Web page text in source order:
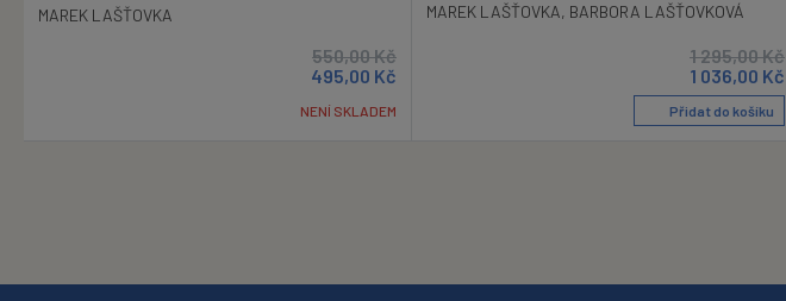
MAREK LAŠŤOVKA
550,00Kč
495,00 Kč
NENÍ SKLADEM
MAREK LAŠŤOVKA, BARBORA LAŠŤOVKOVÁ
1 295,00Kč
1 036,00 Kč
Přidat do košíku